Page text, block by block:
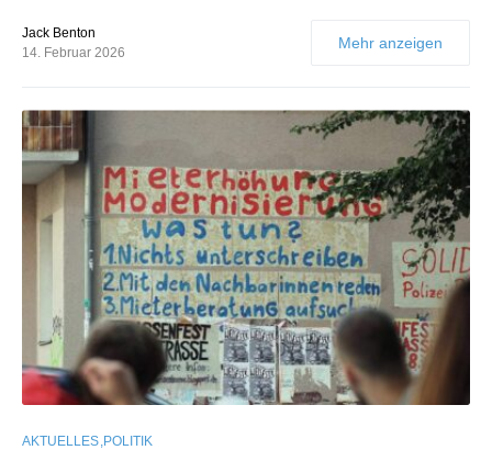
Jack Benton
14. Februar 2026
Mehr anzeigen
AKTUELLES POLITIK